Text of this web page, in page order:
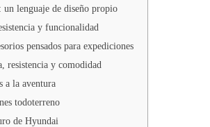
lenguaje de diseño propio
y funcionalidad
pensados para expediciones
resistencia y comodidad
a la aventura
todoterreno
de Hyundai